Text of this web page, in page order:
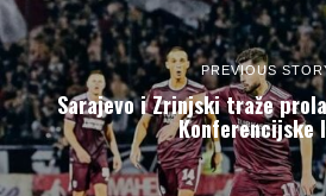
PREVIOUS
Sarajevo i Zrinjski traže
Konferencijske